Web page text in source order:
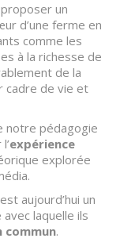
un
d’une ferme en
comme les
à la richesse de
de la
cadre de vie et
notre pédagogie
expérience
explorée
aujourd’hui un
laquelle ils
commun.